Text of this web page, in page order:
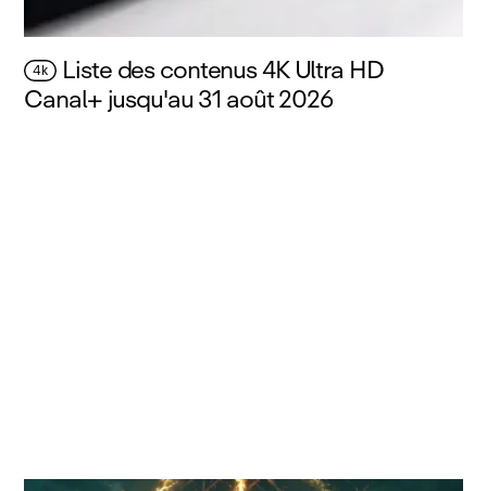
4k Liste des contenus 4K Ultra HD
Canal+ jusqu'au 31 août 2026